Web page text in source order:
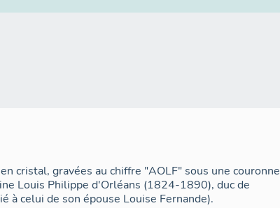
(IM63009947),verre(IM63009951)
cristal, gravées au chiffre "AOLF" sous une couronne
Louis Philippe d'Orléans (1824-1890), duc de
à celui de son épouse Louise Fernande).